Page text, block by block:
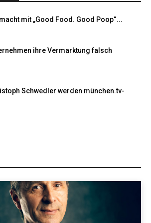
mit „Good Food. Good Poop“...
ihre Vermarktung falsch
Schwedler werden münchen.tv-